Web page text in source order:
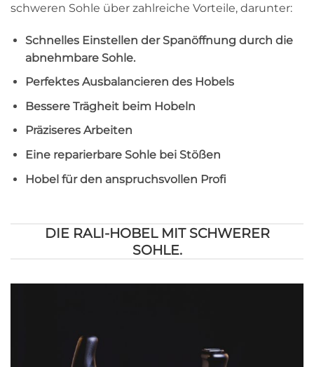
schweren Sohle über zahlreiche Vorteile, darunter:
Schnelles Einstellen der Spanöffnung durch die
abnehmbare Sohle.
Perfektes Ausbalancieren des Hobels
Bessere Trägheit beim Hobeln
Präziseres Arbeiten
Eine reparierbare Sohle bei Stößen
Hobel für den anspruchsvollen Profi
DIE RALI-HOBEL MIT SCHWERER
SOHLE.